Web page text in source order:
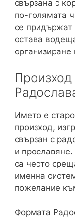
свързана с
по-голямата
се придържат
остава
организиране
Името е
произход,
свързан с
и
са често
именна
пожелание
Формата